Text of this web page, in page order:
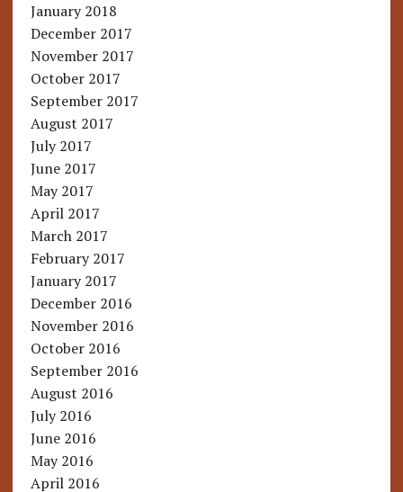
January 2018
December 2017
November 2017
October 2017
September 2017
August 2017
July 2017
June 2017
May 2017
April 2017
March 2017
February 2017
January 2017
December 2016
November 2016
October 2016
September 2016
August 2016
July 2016
June 2016
May 2016
April 2016